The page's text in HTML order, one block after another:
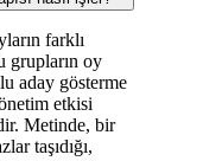
farklı
grupların oy
aday gösterme
etkisi
Metinde, bir
taşıdığı,